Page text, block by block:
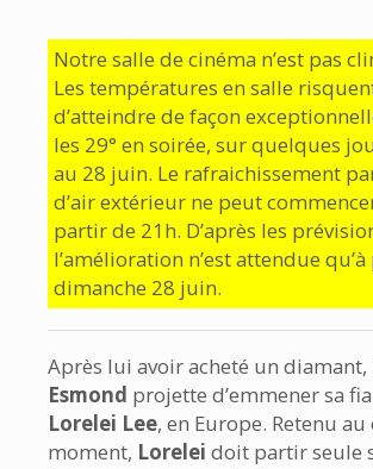
Notre salle de cinéma n’est pas
Les températures en salle
d’atteindre de façon
les 29° en soirée, sur quelques
au 28 juin. Le rafraichissement
d’air extérieur ne peut
partir de 21h. D’après les
l’amélioration n’est attendue
dimanche 28 juin.
Après lui avoir acheté un diamant,
Esmond projette d’emmener sa
Lorelei Lee, en Europe. Retenu
moment, Lorelei doit partir seule